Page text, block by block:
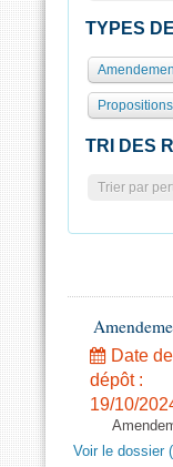
TYPES
TRI DES
Trier par
Date de
dépôt :
19/10/
Voir le dossier